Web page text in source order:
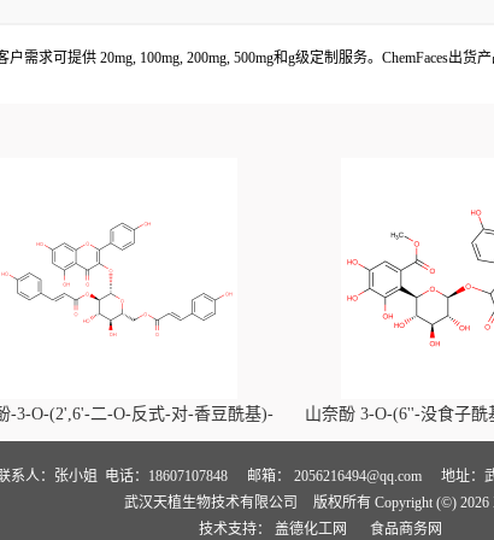
需求可提供 20mg, 100mg, 200mg, 500mg和g级定制服务。ChemFaces出
-3-O-(2',6'-二-O-反式-对-香豆酰基)-
吡喃葡萄糖苷价格, Kaempferol-3-O-
di-O-trans-p-coumaroyl)-beta-D-
对照品, CAS号:121651-61-4
山奈酚 3-O-(6''-没食子酰
萄糖苷价格,
beta-D-
号:56317-
系人：张小姐 电话：18607107848 邮箱： 2056216494@qq.com
地址：
武汉天植生物技术有限公司
版权所有 Copyright (©) 2026
技术支持： 盖德化工网 食品商务网